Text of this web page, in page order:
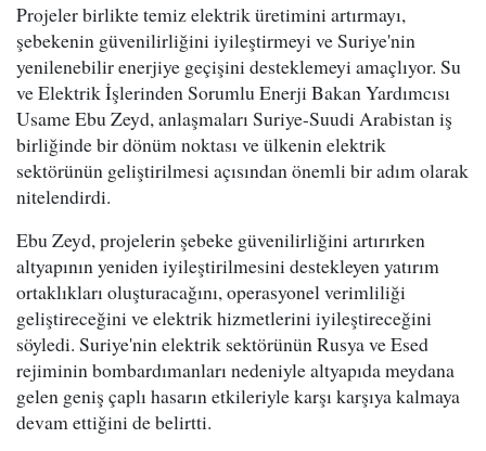
Projeler birlikte temiz elektrik üretimini artırmayı,
şebekenin güvenilirliğini iyileştirmeyi ve Suriye'nin
yenilenebilir enerjiye geçişini desteklemeyi amaçlıyor. Su
ve Elektrik İşlerinden Sorumlu Enerji Bakan Yardımcısı
Usame Ebu Zeyd, anlaşmaları Suriye-Suudi Arabistan iş
birliğinde bir dönüm noktası ve ülkenin elektrik
sektörünün geliştirilmesi açısından önemli bir adım olarak
nitelendirdi.
Ebu Zeyd, projelerin şebeke güvenilirliğini artırırken
altyapının yeniden iyileştirilmesini destekleyen yatırım
ortaklıkları oluşturacağını, operasyonel verimliliği
geliştireceğini ve elektrik hizmetlerini iyileştireceğini
söyledi. Suriye'nin elektrik sektörünün Rusya ve Esed
rejiminin bombardımanları nedeniyle altyapıda meydana
gelen geniş çaplı hasarın etkileriyle karşı karşıya kalmaya
devam ettiğini de belirtti.